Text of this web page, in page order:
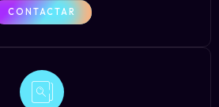
CONTACTAR